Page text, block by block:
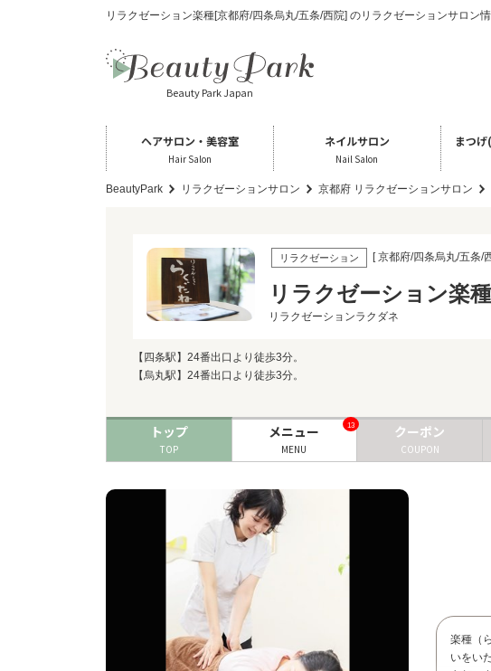
リラクゼーション楽種[京都府/四条烏丸/五条/西院] のリラクゼーションサロン
Beauty Park Japan
ヘアサロン・美容室
Hair Salon
ネイルサロン
Nail Salon
まつ
BeautyPark リラクゼーションサロン 京都府 リラクゼーションサロン
リラクゼーション [ 京都府/四条烏丸/五条/
リラクゼーション楽種
リラクゼーションラクダネ
【四条駅】24番出口より徒歩3分。
【烏丸駅】24番出口より徒歩3分。
トップ
TOP
メニュー
MENU
13 クーポン
COUPON
楽種（
いをい